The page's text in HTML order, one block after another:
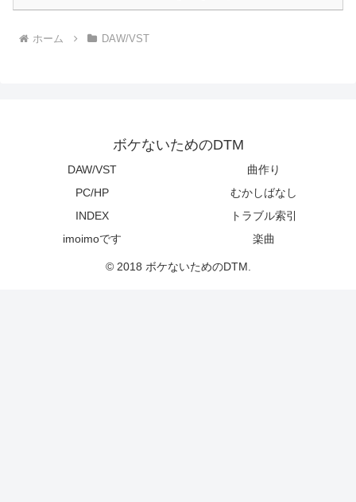
ホーム DAW/VST
ボケないためのDTM
DAW/VST
曲作り
PC/HP
むかしばなし
INDEX
トラブル索引
imoimoです
楽曲
© 2018 ボケないためのDTM.